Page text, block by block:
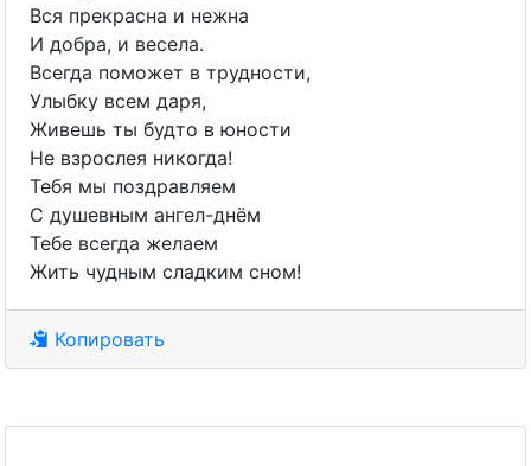
Вся прекрасна и нежна
И добра, и весела.
Всегда поможет в трудности,
Улыбку всем даря,
Живешь ты будто в юности
Не взрослея никогда!
Тебя мы поздравляем
С душевным ангел-днём
Тебе всегда желаем
Жить чудным сладким сном!
Копировать